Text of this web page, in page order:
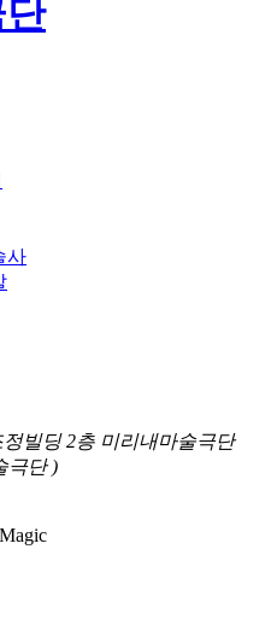
빌딩 2층 미리내마술극단
극단 )